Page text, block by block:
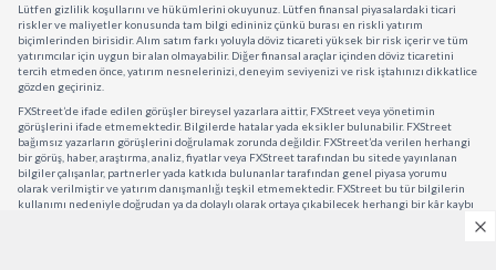
Lütfen gizlilik koşullarını ve hükümlerini okuyunuz. Lütfen finansal piyasalardaki ticari
riskler ve maliyetler konusunda tam bilgi edininiz çünkü burası en riskli yatırım
biçimlerinden birisidir. Alım satım farkı yoluyla döviz ticareti yüksek bir risk içerir ve tüm
yatırımcılar için uygun bir alan olmayabilir. Diğer finansal araçlar içinden döviz ticaretini
tercih etmeden önce, yatırım nesnelerinizi, deneyim seviyenizi ve risk iştahınızı dikkatlice
gözden geçiriniz.
FXStreet’de ifade edilen görüşler bireysel yazarlara aittir, FXStreet veya yönetimin
görüşlerini ifade etmemektedir. Bilgilerde hatalar yada eksikler bulunabilir. FXStreet
bağımsız yazarların görüşlerini doğrulamak zorunda değildir. FXStreet’da verilen herhangi
bir görüş, haber, araştırma, analiz, fiyatlar veya FXStreet tarafından bu sitede yayınlanan
bilgiler çalışanlar, partnerler yada katkıda bulunanlar tarafından genel piyasa yorumu
olarak verilmiştir ve yatırım danışmanlığı teşkil etmemektedir. FXStreet bu tür bilgilerin
kullanımı nedeniyle doğrudan ya da dolaylı olarak ortaya çıkabilecek herhangi bir kâr kaybı